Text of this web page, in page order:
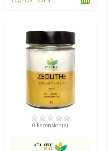
VERFÜGBAR
0 Rezension(e)